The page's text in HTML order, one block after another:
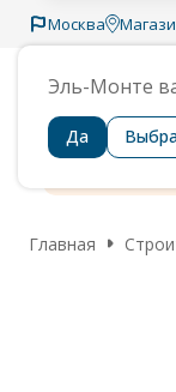
Москва
Эль-Монте
Да
Главная